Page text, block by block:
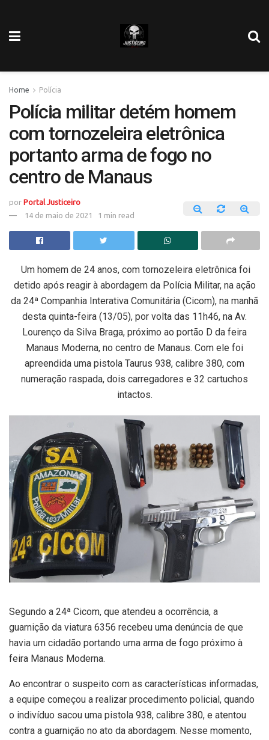
Home Polícia
Polícia militar detém homem
com tornozeleira eletrônica
portanto arma de fogo no
centro de Manaus
por Portal Justiceiro
14 de maio de 2021
1 min read
Um homem de 24 anos, com tornozeleira eletrônica foi
detido após reagir à abordagem da Polícia Militar, na ação
da 24ª Companhia Interativa Comunitária (Cicom), na manhã
desta quinta-feira (13/05), por volta das 11h46, na Av.
Lourenço da Silva Braga, próximo ao portão D da feira
Manaus Moderna, no centro de Manaus. Com ele foi
apreendida uma pistola Taurus 938, calibre 380, com
numeração raspada, dois carregadores e 32 cartuchos
intactos.
Segundo a 24ª Cicom, que atendeu a ocorrência, a
guarnição da viatura 6356 recebeu uma denúncia de que
havia um cidadão portando uma arma de fogo próximo à
feira Manaus Moderna.
Ao encontrar o suspeito com as características informadas,
a equipe começou a realizar procedimento policial, quando
o indivíduo sacou uma pistola 938, calibre 380, e atentou
contra a guarnição no ato da abordagem. Nesse momento,